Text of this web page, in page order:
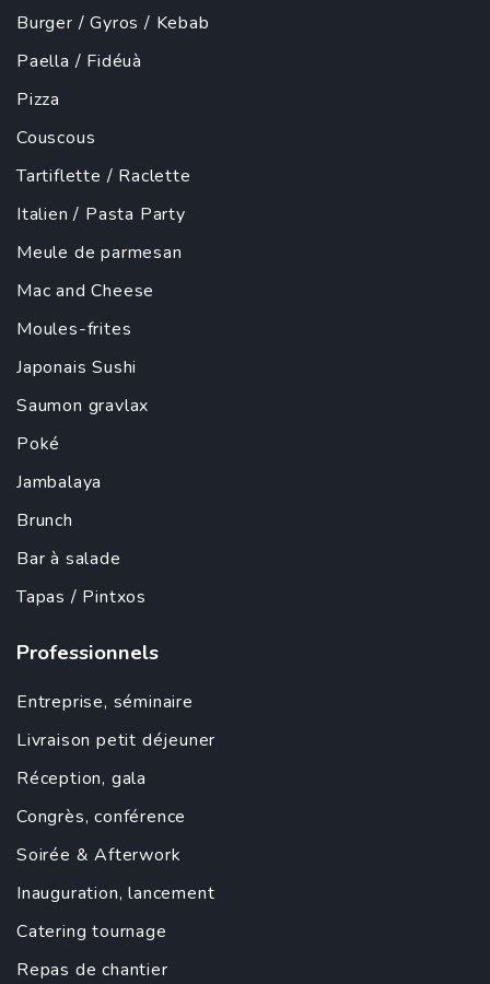
Burger /Gyros / Kebab
Paella / Fidéuà
Pizza
Couscous
Tartiflette / Raclette
Italien / Pasta Party
Meule de parmesan
Mac and Cheese
Moules-frites
JaponaisSushi
Saumon gravlax
Poké
Jambalaya
Brunch
Bar à salade
Tapas / Pintxos
Professionnels
Entreprise, séminaire
Livraison petit déjeuner
Réception, gala
Congrès, conférence
Soirée &Afterwork
Inauguration,lancement
Catering tournage
Repas de chantier